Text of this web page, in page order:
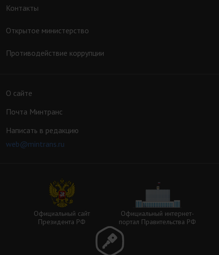
Контакты
Открытое министерство
Противодействие коррупции
О сайте
Почта Минтранс
Написать в редакцию
web@mintrans.ru
Официальный сайт
Президента РФ
Официальный интернет-
портал Правительства РФ